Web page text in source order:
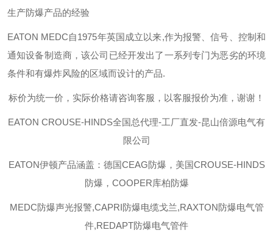
生产防爆产品的经验
EATON MEDC自1975年英国成立以来,作为报警、信号、控制和
通知设备制造商，该公司已经开发出了一系列专门为恶劣的环境
条件和有爆炸风险的区域而设计的产品.
标价为统一价，实际价格请咨询客服，以客服报价为准，谢谢！
EATON CROUSE-HINDS全国总代理-工厂直发-昆山倍源电气有
限公司
EATON伊顿产品涵盖：德国CEAG防爆，美国CROUSE-HINDS
防爆，COOPER库柏防爆
MEDC防爆声光报警,CAPRI防爆电缆戈兰,RAXTON防爆电气管
件,REDAPT防爆电气管件